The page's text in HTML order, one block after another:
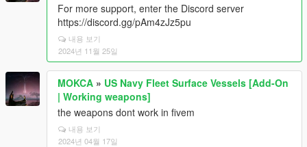
For more support, enter the Discord server
https://discord.gg/pAm4zJz5pu
내용 보기
2024년 11월 25일
MOKCA » US Navy Fleet Surface Vessels [Add-On
| Working weapons]
the weapons dont work in fivem
내용 보기
2024년 04월 17일